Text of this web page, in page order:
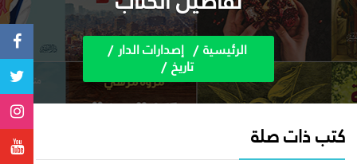
الرئيسية إصدارات الدار
تاريخ
كتب ذات صلة